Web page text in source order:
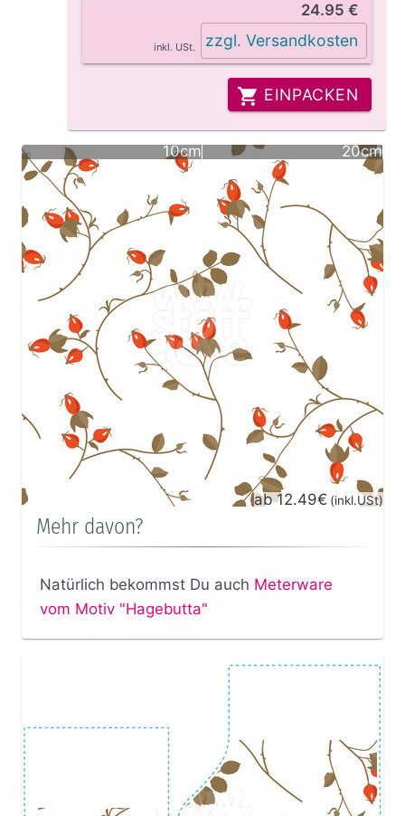
24.95 €
inkl. USt. zzgl. Versandkosten
EINPACKEN
10cm 20cm
ab 12.49€ (inkl.USt)
Mehr davon?
Natürlich bekommst Du auch Meterware
vom Motiv "Hagebutta"